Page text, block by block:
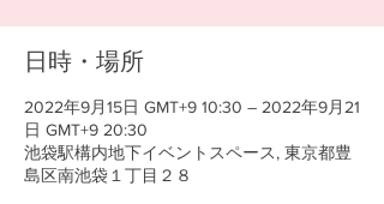
日時・場所
2022年9月15日 GMT+9 10:30 – 2022年9月21
日 GMT+9 20:30
池袋駅構内地下イベントスペース, 東京都豊
島区南池袋１丁目２８